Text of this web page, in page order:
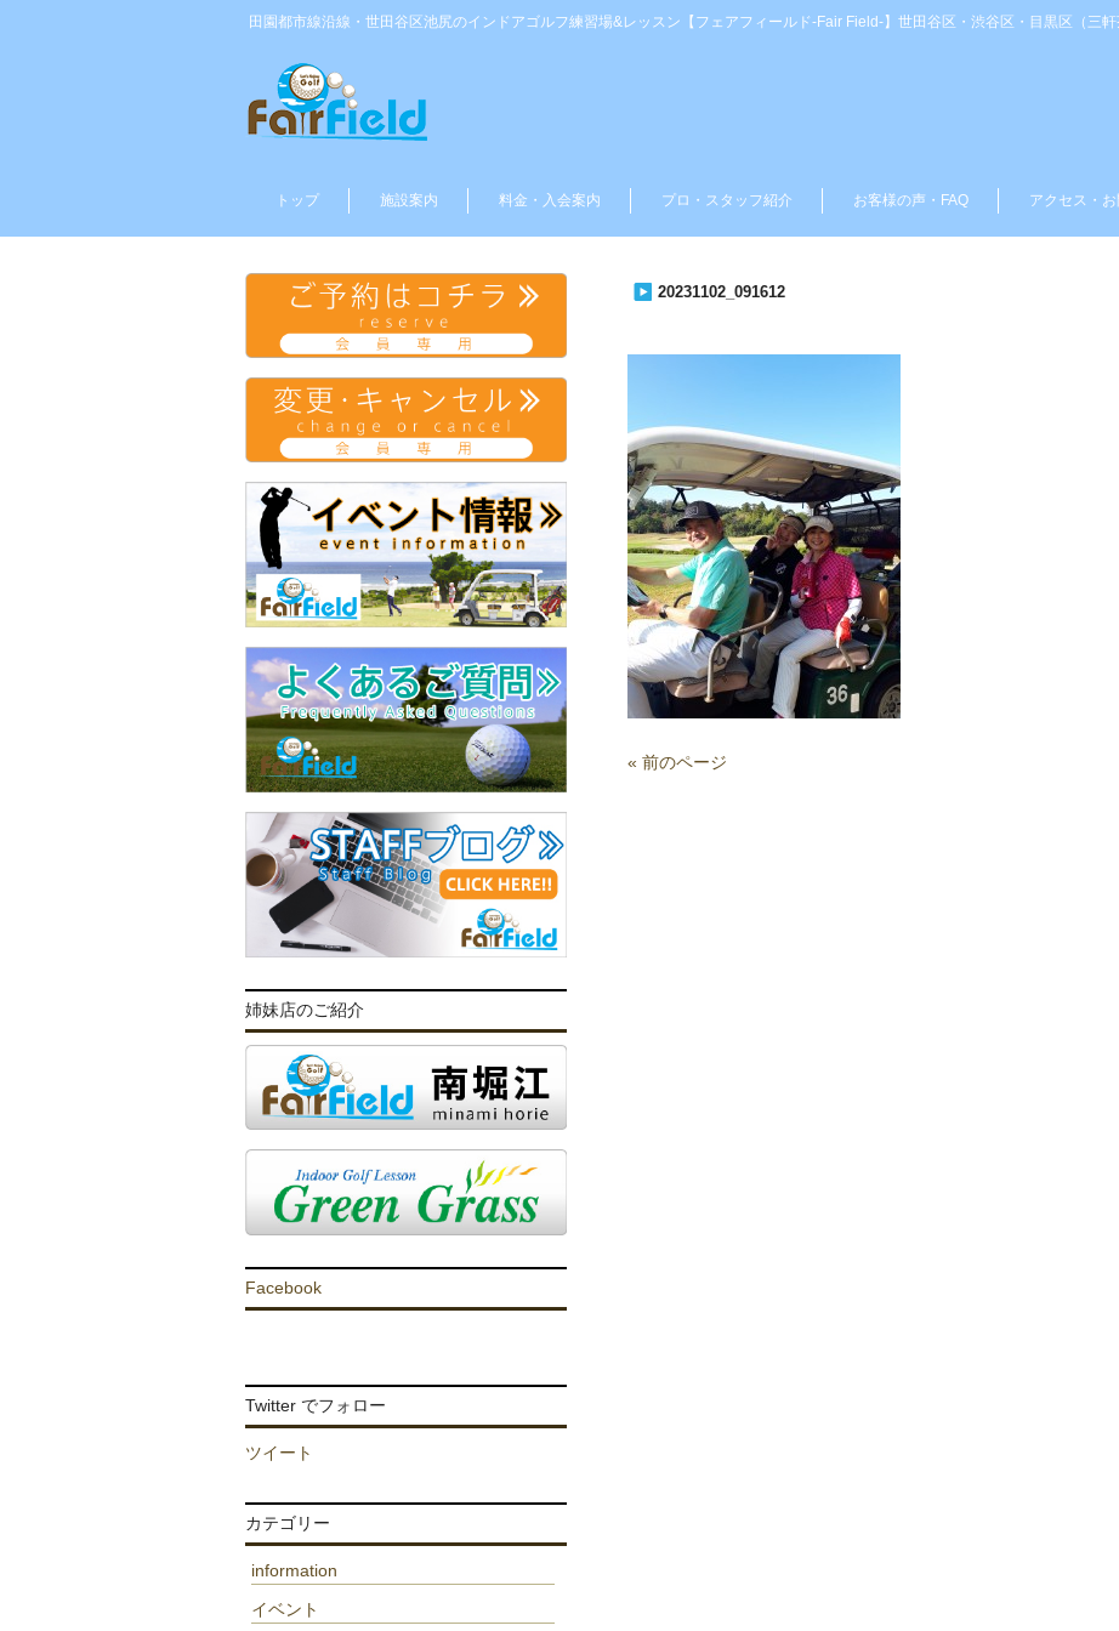
田園都市線沿線・世田谷区池尻のインドアゴルフ練習場&レッスン【フェアフィールド-Fair Field-】世田谷区・渋谷区・目黒区（三軒
トップ 施設案内 料金・入会案内 プロ・スタッフ紹介 お客様の声・FAQ アクセス・
20231102_091612
« 前のページ
姉妹店のご紹介
Facebook
Twitter でフォロー
ツイート
カテゴリー
information
イベント